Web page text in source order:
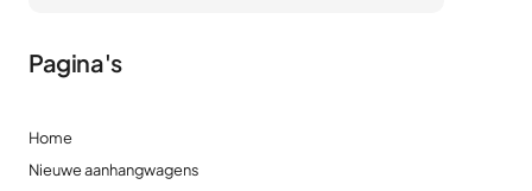
Pagina's
Home
Nieuwe aanhangwagens